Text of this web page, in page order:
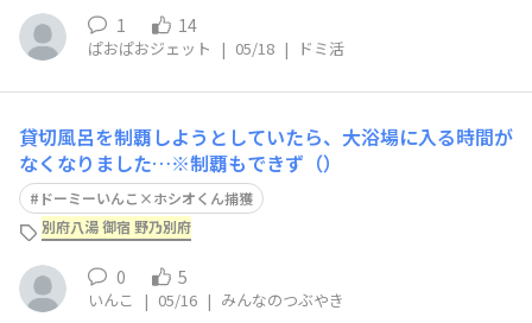
1 14
ぱおぱおジェット | 05/18 | ドミ活
貸切風呂を制覇しようとしていたら、大浴場に入る時間が
なくなりました…※制覇もできず（）
ドーミーいんこ×ホシオくん捕獲
別府八湯 御宿 野乃別府
0 5
いんこ | 05/16 | みんなのつぶやき